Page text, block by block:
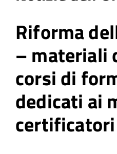
Riforma
– materiali
corsi di
dedicati ai
certificatori